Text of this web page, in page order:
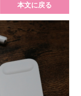
本文に戻る